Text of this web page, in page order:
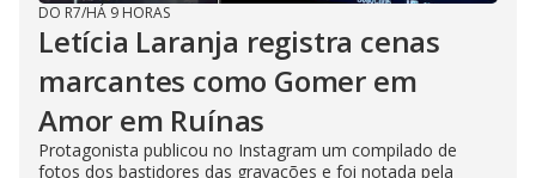
DO R7/HÁ 9 HORAS
Letícia Laranja registra cenas
marcantes como Gomer em
Amor em Ruínas
Protagonista publicou no Instagram um compilado de
fotos dos bastidores das gravações e foi notada pela